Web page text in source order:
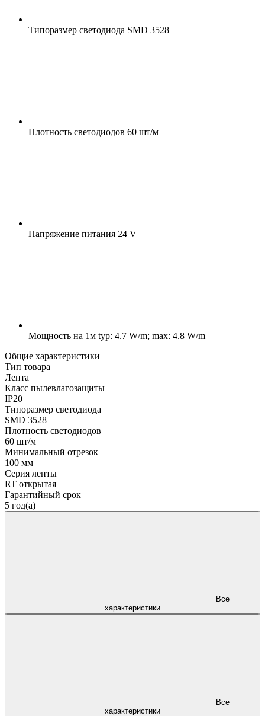
Типоразмер светодиода SMD 3528
Плотность светодиодов 60 шт/м
Напряжение питания 24 V
Мощность на 1м typ: 4.7 W/m; max: 4.8 W/m
Общие характеристики
Тип товара
Лента
Класс пылевлагозащиты
IP20
Типоразмер светодиода
SMD 3528
Плотность светодиодов
60 шт/м
Минимальный отрезок
100 мм
Серия ленты
RT открытая
Гарантийный срок
5 год(а)
характеристики
характеристики